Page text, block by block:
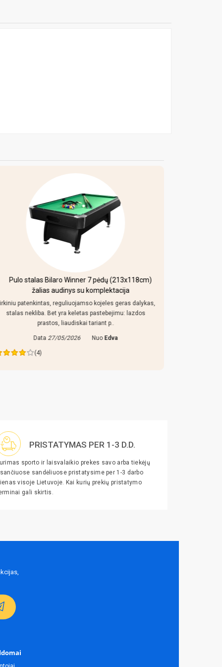
Pulo stalas Bilaro Winner 7 pėdų (213x118cm)
žalias audinys su komplektacija
patenkintas, reguliuojamso kojeles geras dalykas,
stalas nekliba. Bet yra keletas pastebejimu: lazdos
prastos, liaudiskai tariant p..
Data 27/05/2026 Nuo Edva
(4)
PRISTATYMAS PER 1-3 D.D.
sporto ir laisvalaikio prekes savo arba tiekėjų
sandėliuose pristatysime per 1-3 darbo
visoje Lietuvoje. Kai kurių prekių pristatymo
gali skirtis.